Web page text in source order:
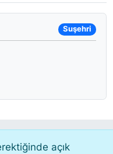
Suşehri
açık